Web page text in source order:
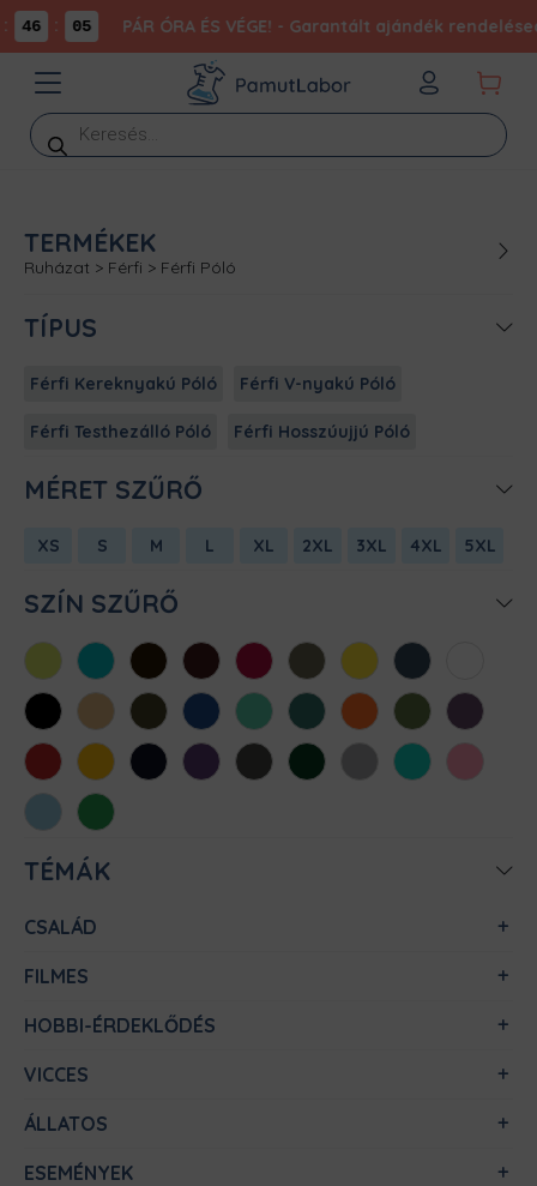
46 05 PÁR ÓRA ÉS VÉGE! - Garantált ajándék
Products
search
TERMÉKEK
Ruházat > Férfi > Férfi Póló
TÍPUS
Férfi Kereknyakú Póló Férfi V-nyakú Póló
Férfi Testhezálló Póló Férfi Hosszúujjú Póló
MÉRET SZŰRŐ
XS S M L XL 2XL 3XL 4XL 5XL
SZÍN SZŰRŐ
AlmazöldAtollkékBarnaBordóChili Cink Citromsárga
Denim
FeketeHomokKhaki KirálykékMentaMéregzöld
NarancsOliva Padlizsán
Piros SárgaSötétkékSötétlilaSötétszürke
SötétzöldSportszürke
Türkiz
Világos
rózsaszín
Világoskék
Zöld
TÉMÁK
CSALÁD
FILMES
HOBBI-ÉRDEKLŐDÉS
VICCES
ÁLLATOS
ESEMÉNYEK